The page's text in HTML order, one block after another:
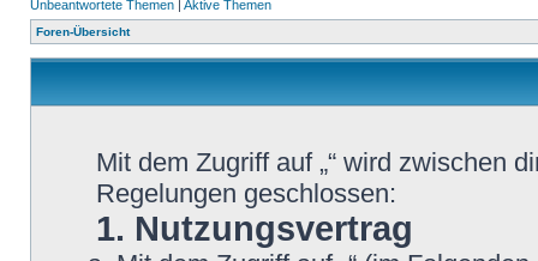
Unbeantwortete Themen | Aktive Themen
Foren-Übersicht
Mit dem Zugriff auf „“ wird zwischen
Regelungen geschlossen:
1. Nutzungsvertrag